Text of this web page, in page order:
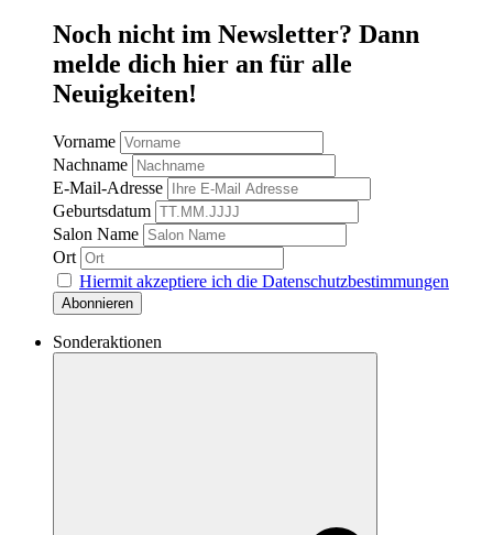
Noch nicht im Newsletter? Dann
melde dich hier an für alle
Neuigkeiten!
Vorname
Nachname
E-Mail-Adresse
Geburtsdatum
Salon Name
Ort
Hiermit akzeptiere ich die Datenschutzbestimmungen
Sonderaktionen